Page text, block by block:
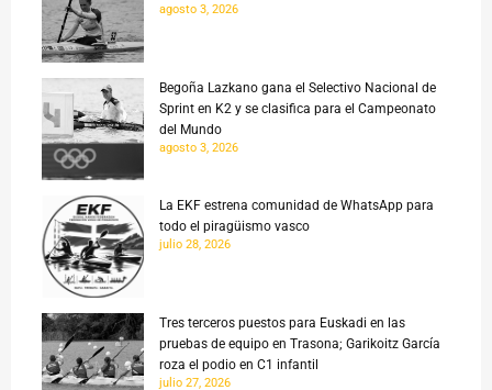
agosto 3, 2026
Begoña Lazkano gana el Selectivo Nacional de
Sprint en K2 y se clasifica para el Campeonato
del Mundo
agosto 3, 2026
La EKF estrena comunidad de WhatsApp para
todo el piragüismo vasco
julio 28, 2026
Tres terceros puestos para Euskadi en las
pruebas de equipo en Trasona; Garikoitz García
roza el podio en C1 infantil
julio 27, 2026